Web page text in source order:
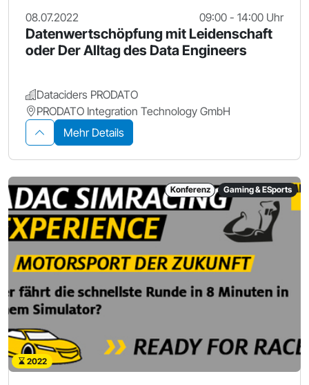
08.07.2022 09:00 - 14:00 Uhr
Datenwertschöpfung mit Leidenschaft
oder Der Alltag des Data Engineers
Dataciders PRODATO
PRODATO Integration Technology GmbH
Mehr Details
Konferenz Gaming & ESports
2022